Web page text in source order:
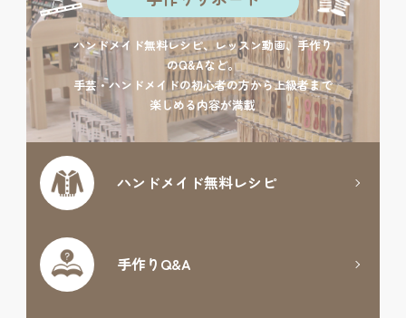
ハンドメイド無料レシピ、レッスン動画、手作り
のQ&Aなど。
手芸・ハンドメイドの初心者の方から上級者まで
楽しめる内容が満載
ハンドメイド無料レシピ
手作りQ&A